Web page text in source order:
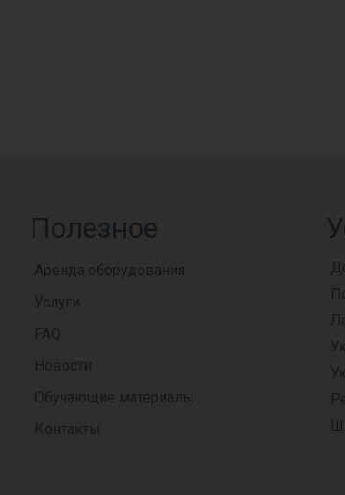
Полезное
Аренда оборудования
Услуги
FAQ
Новости
Обучающие материалы
Контакты